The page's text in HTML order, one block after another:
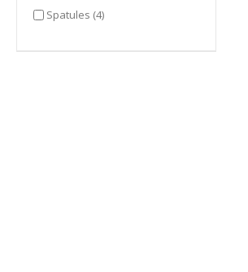
Spatules (4)items